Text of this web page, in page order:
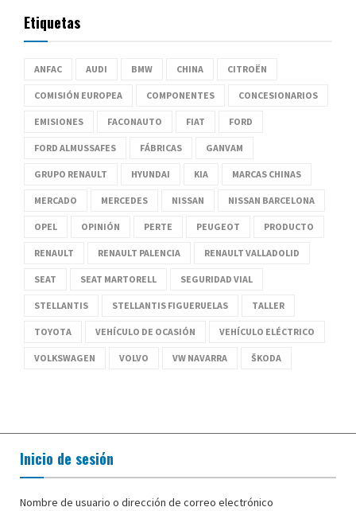
Etiquetas
ANFAC AUDI BMW CHINA CITROËN
COMISIÓN EUROPEA COMPONENTES CONCESIONARIOS
EMISIONES FACONAUTO FIAT FORD
FORD ALMUSSAFES FÁBRICAS GANVAM
GRUPO RENAULT HYUNDAI KIA MARCAS CHINAS
MERCADO MERCEDES NISSAN NISSAN BARCELONA
OPEL OPINIÓN PERTE PEUGEOT PRODUCTO
RENAULT RENAULT PALENCIA RENAULT VALLADOLID
SEAT SEAT MARTORELL SEGURIDAD VIAL
STELLANTIS STELLANTIS FIGUERUELAS TALLER
TOYOTA VEHÍCULO DE OCASIÓN VEHÍCULO ELÉCTRICO
VOLKSWAGEN VOLVO VW NAVARRA ŠKODA
Inicio de sesión
Nombre de usuario o dirección de correo electrónico